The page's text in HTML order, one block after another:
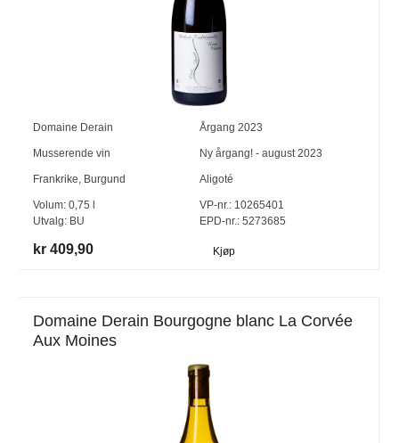
Domaine Derain Årgang 2023
Musserende vin Ny årgang! - august 2023
Frankrike, Burgund Aligoté
Volum:0,75
Utvalg: BU
VP-nr.:10265401
EPD-nr.: 5273685
kr 409,90 Kjøp
Domaine Derain Bourgogne blanc La Corvée
Aux Moines